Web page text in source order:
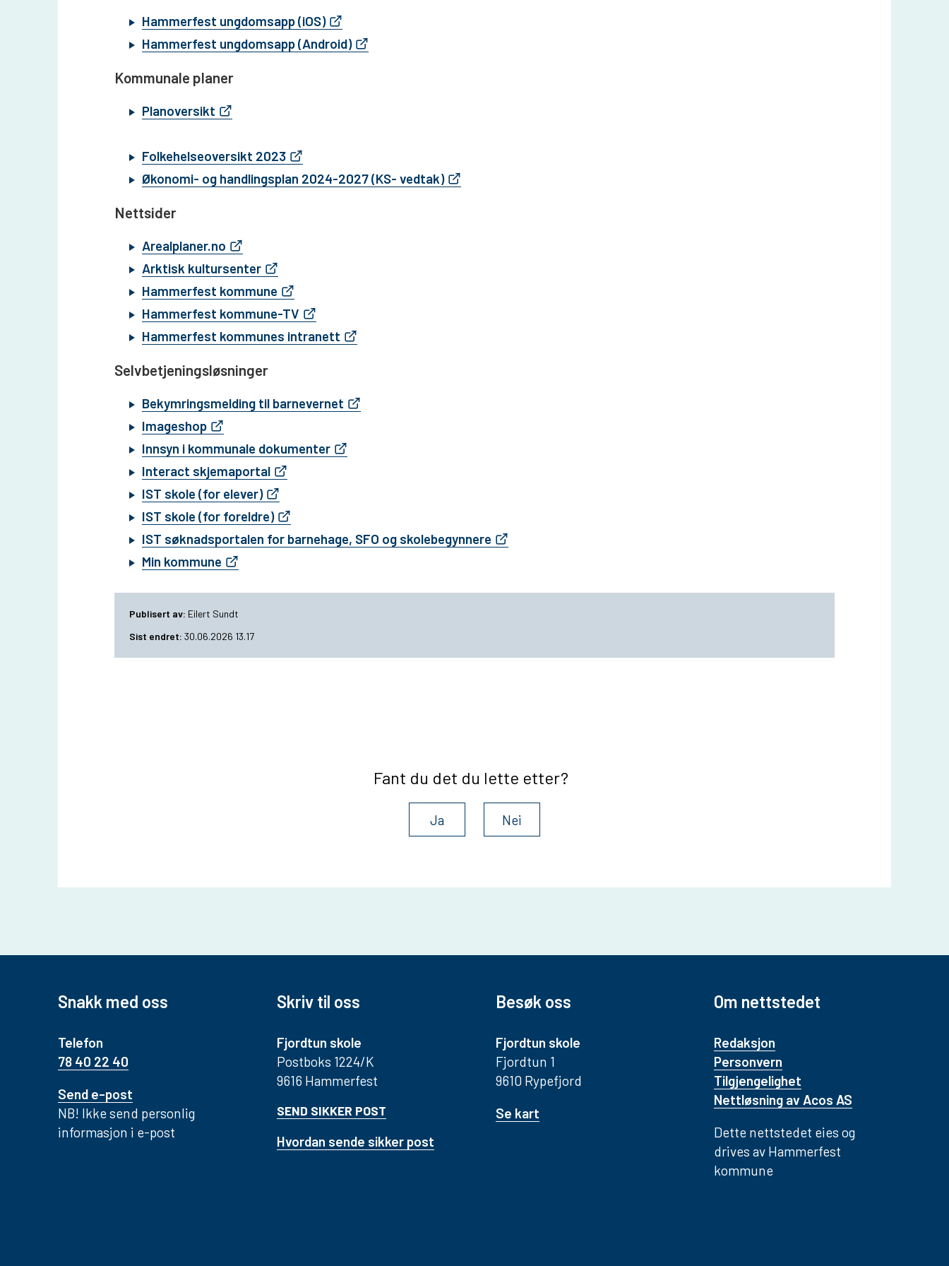
Hammerfest ungdomsapp (iOS)
Hammerfest ungdomsapp (Android)
Kommunale planer
Planoversikt
Folkehelseoversikt 2023
Økonomi- og handlingsplan 2024-2027 (KS- vedtak)
Nettsider
Arealplaner.no
Arktisk kultursenter
Hammerfest kommune
Hammerfest kommune-TV
Hammerfest kommunes intranett
Selvbetjeningsløsninger
Bekymringsmelding til barnevernet
Imageshop
Innsyn i kommunale dokumenter
Interact skjemaportal
IST skole (for elever)
IST skole (for foreldre)
IST søknadsportalen for barnehage, SFO og skolebegynnere
Min kommune
Publisert av Eilert Sundt
Sist endret 30.06.2026 13.17
Fant du det du lette etter?
Ja Nei
Snakk med oss
Telefon
78 40 22 40
Send e-post
NB! Ikke send personlig
informasjon i e-post
Skriv til oss
Fjordtun skole
Postboks 1224/K
9616 Hammerfest
SEND SIKKER POST
Hvordan sende sikker post
Besøk oss
Fjordtun skole
Fjordtun 1
9610 Rypefjord
Se kart
Om nettstedet
Redaksjon
Personvern
Tilgjengelighet
Nettløsning av Acos AS
Dette nettstedet eies og
drives av Hammerfest
kommune